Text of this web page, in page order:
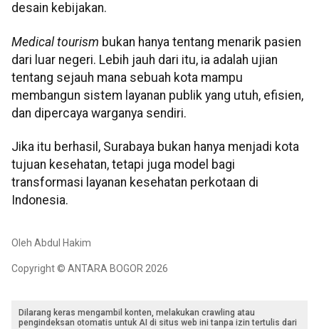
desain kebijakan.
Medical tourism bukan hanya tentang menarik pasien
dari luar negeri. Lebih jauh dari itu, ia adalah ujian
tentang sejauh mana sebuah kota mampu
membangun sistem layanan publik yang utuh, efisien,
dan dipercaya warganya sendiri.
Jika itu berhasil, Surabaya bukan hanya menjadi kota
tujuan kesehatan, tetapi juga model bagi
transformasi layanan kesehatan perkotaan di
Indonesia.
Oleh Abdul Hakim
Copyright © ANTARA BOGOR 2026
Dilarang keras mengambil konten, melakukan crawling atau
pengindeksan otomatis untuk AI di situs web ini tanpa izin tertulis dari